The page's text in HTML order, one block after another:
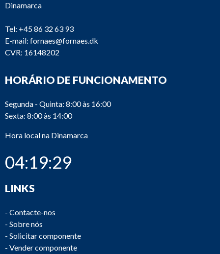
Dinamarca
Tel: +45 86 32 63 93
E-mail: fornaes@fornaes.dk
CVR: 16148202
HORÁRIO DE FUNCIONAMENTO
Segunda - Quinta: 8:00 às 16:00
Sexta: 8:00 às 14:00
Hora local na Dinamarca
04:19:29
LINKS
- Contacte-nos
- Sobre nós
- Solicitar componente
- Vender componente